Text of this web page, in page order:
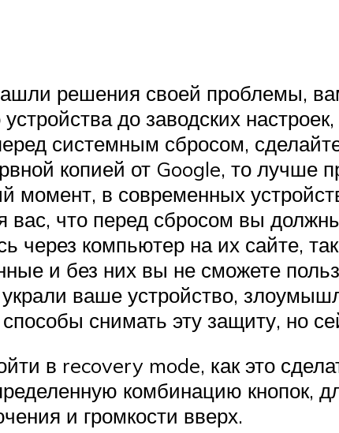
решения своей проблемы,
до заводских
системным сбросом,
копией от Google, то лучше
в современных
вас, что перед сбросом вы
через компьютер на их сайте,
и без них вы не сможете
ваше устройство,
снимать эту защиту, но
в recovery mode, как это
комбинацию кнопок,
и громкости вверх.